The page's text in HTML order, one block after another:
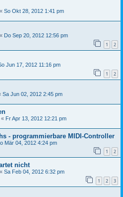
« So Okt 28, 2012 1:41 pm
« Do Sep 20, 2012 12:56 pm
1 2
Jun 17, 2012 11:16 pm
1 2
Sa Jun 02, 2012 2:45 pm
« Fr Apr 13, 2012 12:21 pm
- programmierbare MIDI-Controller
Mär 04, 2012 4:24 pm
1 2
nicht
« Sa Feb 04, 2012 6:32 pm
1 2 3